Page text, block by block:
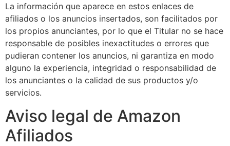
La información que aparece en estos enlaces de
afiliados o los anuncios insertados, son facilitados por
los propios anunciantes, por lo que el Titular no se hace
responsable de posibles inexactitudes o errores que
pudieran contener los anuncios, ni garantiza en modo
alguno la experiencia, integridad o responsabilidad de
los anunciantes o la calidad de sus productos y/o
servicios.
Aviso legal de Amazon
Afiliados